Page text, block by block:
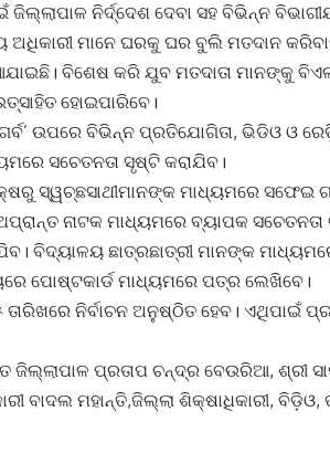
ନିର୍ଦ୍ଦେଶ ଦେବା ସହ ବିଭିନ୍ନ
ମାନେ ଘରକୁ ଘର ବୁଲି ମତଦାନ
ବିଶେଷ କରି ଯୁବ ମତଦାତା ମାନଙ୍କୁ
ହୋଇପାରିବେ।
ଉପରେ ବିଭିନ୍ନ ପ୍ରତିଯୋଗିତା, ଭିଡିଓ ଓ ରେଡ଼ିଓ
ସଚେତନତା ସୃଷ୍ଟି କରାଯିବ।
ମାଧ୍ୟମରେ ସଫେଇ
ନାଟକ ମାଧ୍ୟମରେ ବ୍ୟାପକ ସଚେତନତା
ବିଦ୍ୟାଳୟ ଛାତ୍ରଛାତ୍ରୀ ମାନଙ୍କ
ପୋଷ୍ଟକାର୍ଡ ମାଧ୍ୟମରେ ପତ୍ର ଲେଖିବେ।
ତାରିଖରେ ନିର୍ବାଚନ ଅନୁଷ୍ଠିତ ହେବ। ଏଥିପାଇଁ
ପ୍ରତାପ ଚନ୍ଦ୍ର ବେଉରିଆ, ଶ୍ରୀ
ବାଦଲ ମହାନ୍ତି,ଜିଲ୍ଲା ଶିକ୍ଷାଧିକାରୀ, ବିଡ଼ିଓ,